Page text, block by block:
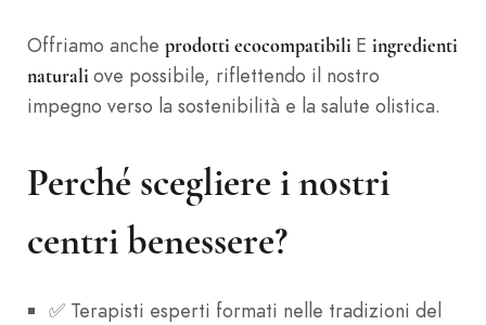
Offriamo anche prodotti ecocompatibili E ingredienti
naturali ove possibile, riflettendo il nostro
impegno verso la sostenibilità e la salute olistica.
Perché scegliere i nostri
centri benessere?
✅ Terapisti esperti formati nelle tradizioni del